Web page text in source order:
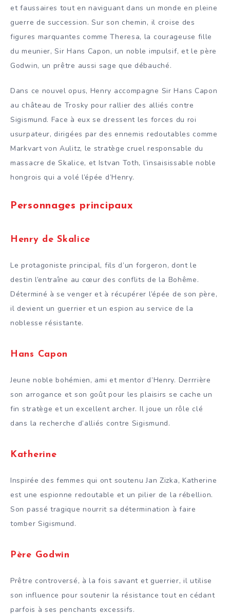
et faussaires tout en naviguant dans un monde en pleine
guerre de succession. Sur son chemin, il croise des
figures marquantes comme Theresa, la courageuse fille
du meunier, Sir Hans Capon, un noble impulsif, et le père
Godwin, un prêtre aussi sage que débauché.
Dans ce nouvel opus, Henry accompagne Sir Hans Capon
au château de Trosky pour rallier des alliés contre
Sigismund. Face à eux se dressent les forces du roi
usurpateur, dirigées par des ennemis redoutables comme
Markvart von Aulitz, le stratège cruel responsable du
massacre de Skalice, et Istvan Toth, l’insaisissable noble
hongrois qui a volé l’épée d’Henry.
Personnages principaux
Henry de Skalice
Le protagoniste principal, fils d’un forgeron, dont le
destin l’entraîne au cœur des conflits de la Bohême.
Déterminé à se venger et à récupérer l’épée de son père,
il devient un guerrier et un espion au service de la
noblesse résistante.
Hans Capon
Jeune noble bohémien, ami et mentor d’Henry. Derrrière
son arrogance et son goût pour les plaisirs se cache un
fin stratège et un excellent archer. Il joue un rôle clé
dans la recherche d’alliés contre Sigismund.
Katherine
Inspirée des femmes qui ont soutenu Jan Zizka, Katherine
est une espionne redoutable et un pilier de la rébellion.
Son passé tragique nourrit sa détermination à faire
tomber Sigismund.
Père Godwin
Prêtre controversé, à la fois savant et guerrier, il utilise
son influence pour soutenir la résistance tout en cédant
parfois à ses penchants excessifs.